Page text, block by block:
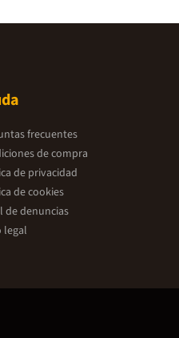
por el
los
por
un
frecuentes
de compra
de privacidad
de cookies
de denuncias
legal